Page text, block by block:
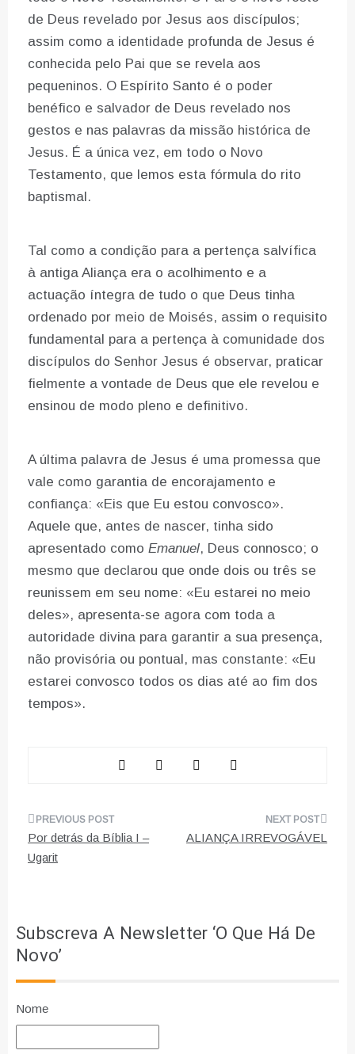
de Deus revelado por Jesus aos discípulos;
assim como a identidade profunda de Jesus é
conhecida pelo Pai que se revela aos
pequeninos. O Espírito Santo é o poder
benéfico e salvador de Deus revelado nos
gestos e nas palavras da missão histórica de
Jesus. É a única vez, em todo o Novo
Testamento, que lemos esta fórmula do rito
baptismal.
Tal como a condição para a pertença salvífica
à antiga Aliança era o acolhimento e a
actuação íntegra de tudo o que Deus tinha
ordenado por meio de Moisés, assim o requisito
fundamental para a pertença à comunidade dos
discípulos do Senhor Jesus é observar, praticar
fielmente a vontade de Deus que ele revelou e
ensinou de modo pleno e definitivo.
A última palavra de Jesus é uma promessa que
vale como garantia de encorajamento e
confiança: «Eis que Eu estou convosco».
Aquele que, antes de nascer, tinha sido
apresentado como Emanuel, Deus connosco; o
mesmo que declarou que onde dois ou três se
reunissem em seu nome: «Eu estarei no meio
deles», apresenta-se agora com toda a
autoridade divina para garantir a sua presença,
não provisória ou pontual, mas constante: «Eu
estarei convosco todos os dias até ao fim dos
tempos».
Navegação
de
Por detrás da Bíblia I –
Ugarit
ALIANÇA IRREVOGÁVEL
Subscreva A Newsletter ‘O Que Há De
Novo’
Nome